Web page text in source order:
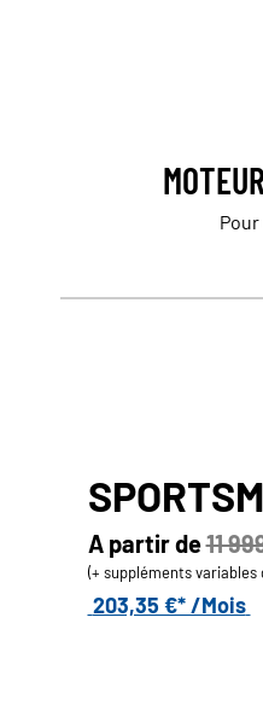
A partir de11
(+ suppléments
203,35 €* /Mois